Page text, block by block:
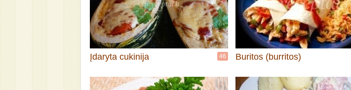
Įdaryta cukinija 46 Buritos (burritos)